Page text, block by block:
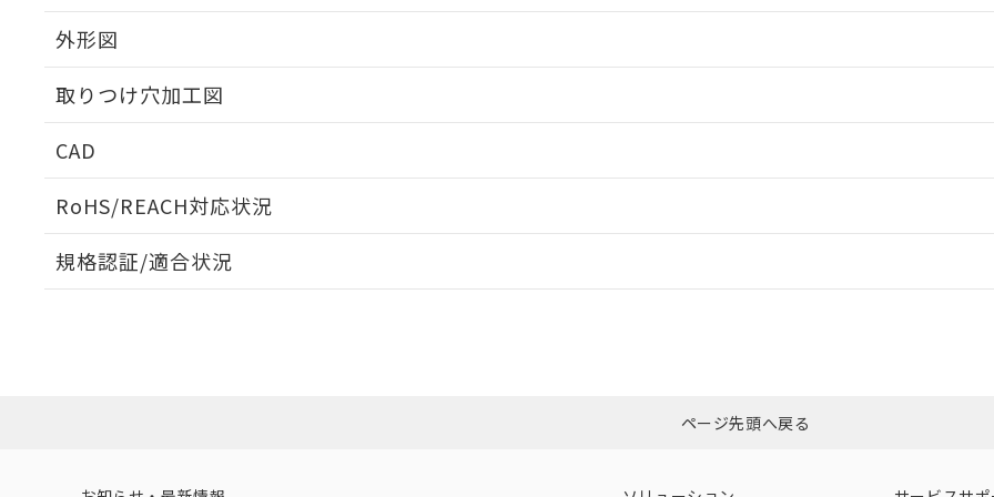
外形図
取りつけ穴加工図
CAD
RoHS/REACH対応状況
EU RoHS 注意事項・凡例
ダウンロードはこちら
規格認証/適合状況
（イギリス
（ノルウェー
（日本
（アメリカ
ページ先頭へ戻る